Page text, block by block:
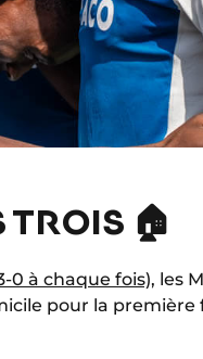
TROIS 🏠
0 à chaque fois), les
pour la première